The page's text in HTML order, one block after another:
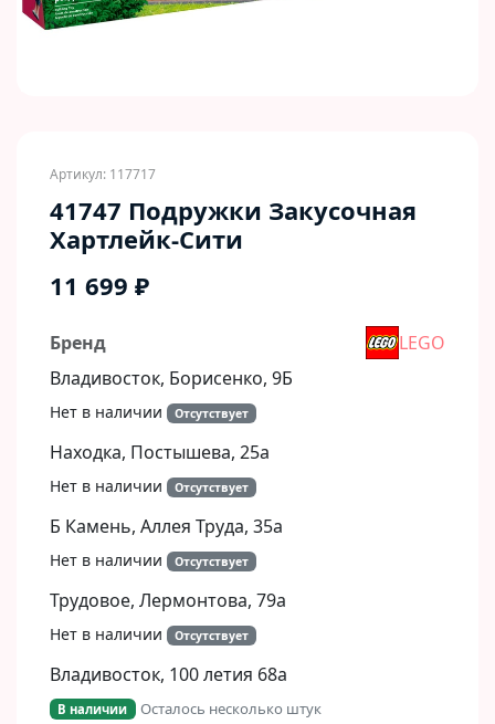
Артикул: 117717
41747 Подружки Закусочная
Хартлейк-Сити
11 699 ₽
Бренд
LEGO
Владивосток, Борисенко, 9Б​
Нет в наличии Отсутствует
Находка, Постышева, 25а
Нет в наличии Отсутствует
Б Камень, Аллея Труда, 35а
Нет в наличии Отсутствует
Трудовое, Лермонтова, 79а
Нет в наличии Отсутствует
Владивосток, 100 летия 68а
В наличии Осталось несколько штук